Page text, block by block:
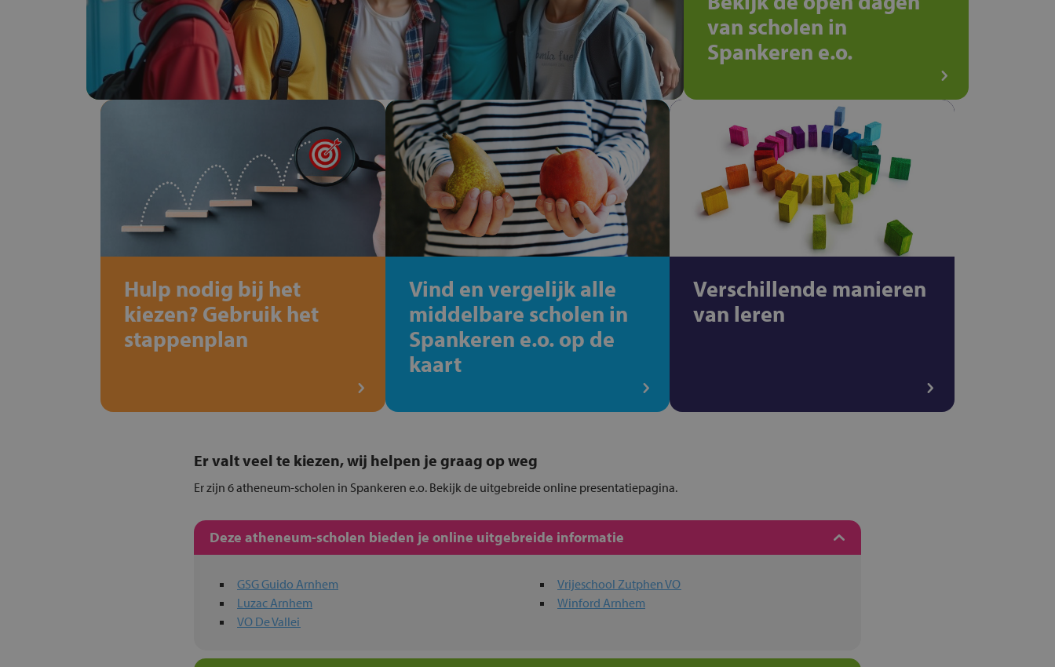
van scholen in
Spankeren e.o.
Hulp nodig bij het
kiezen? Gebruik het
stappenplan
Vind en vergelijk alle
middelbare scholen in
Spankeren e.o. op de
kaart
Verschillende manieren
van leren
Er valt veel te kiezen, wij helpen je graag op weg
Er zijn 6 atheneum-scholen in Spankeren e.o. Bekijk de uitgebreide online presentatiepagina.
Deze atheneum-scholen bieden je online uitgebreide informatie
GSG Guido Arnhem
Luzac Arnhem
VO De Vallei
Vrijeschool Zutphen VO
Winford Arnhem